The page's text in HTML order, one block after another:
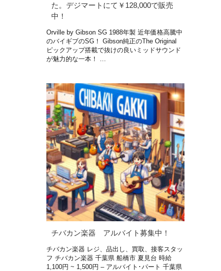
た。デジマートにて￥128,000で販売
中！
Orville by Gibson SG 1988年製 近年価格高騰中
のバイギブのSG！ Gibson純正のThe Original
ピックアップ搭載で抜けの良いミッドサウンド
が魅力的な一本！ …
チバカン楽器 アルバイト募集中！
チバカン楽器 レジ、品出し、買取、接客スタッ
フ チバカン楽器 千葉県 船橋市 夏見台 時給
1,100円 ~ 1,500円 – アルバイト･パート 千葉県